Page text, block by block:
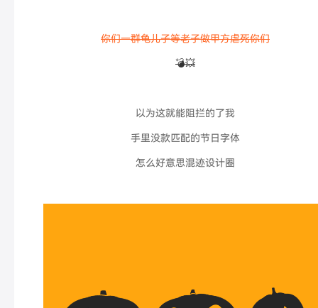
你们一群龟儿子等老子做甲方虐死你们
💣💥
以为这就能阻拦的了我
手里没款匹配的节日字体
怎么好意思混迹设计圈